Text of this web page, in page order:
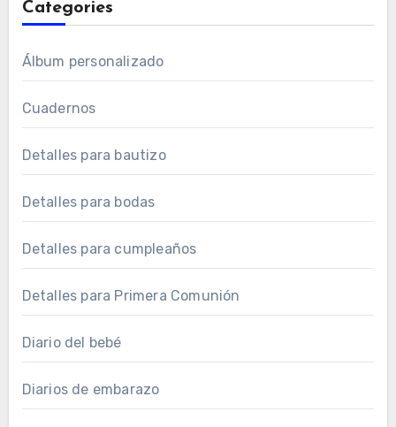
Categories
Álbum personalizado
Cuadernos
Detalles para bautizo
Detalles para bodas
Detalles para cumpleaños
Detalles para Primera Comunión
Diario del bebé
Diarios de embarazo